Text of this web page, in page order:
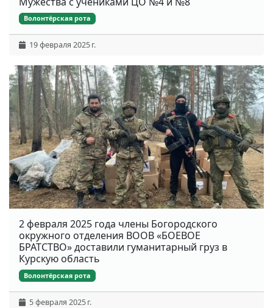
Волонтёрская рота
19 февраля 2025 г.
2 февраля 2025 года члены Богородского
окружного отделения ВООВ «БОЕВОЕ
БРАТСТВО» доставили гуманитарный груз в
Курскую область
Волонтёрская рота
5 февраля 2025 г.